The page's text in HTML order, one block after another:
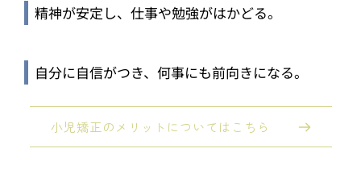
精神が安定し、仕事や勉強がはかどる。
自分に自信がつき、何事にも前向きになる。
小児矯正のメリットについてはこちら